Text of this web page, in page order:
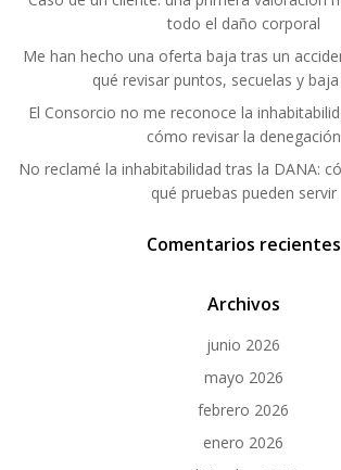
todo el daño corporal
Me han hecho una oferta baja tras un
qué revisar puntos, secuelas y
El Consorcio no me reconoce la
cómo revisar la denegación
No reclamé la inhabitabilidad tras la DANA:
qué pruebas pueden servir
Comentarios recientes
Archivos
junio 2026
mayo 2026
febrero 2026
enero 2026